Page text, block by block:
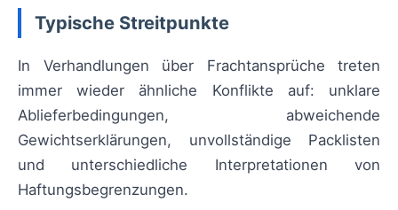
Typische Streitpunkte
In Verhandlungen über Frachtansprüche treten
immer wieder ähnliche Konflikte auf: unklare
Ablieferbedingungen, abweichende
Gewichtserklärungen, unvollständige Packlisten
und unterschiedliche Interpretationen von
Haftungsbegrenzungen.